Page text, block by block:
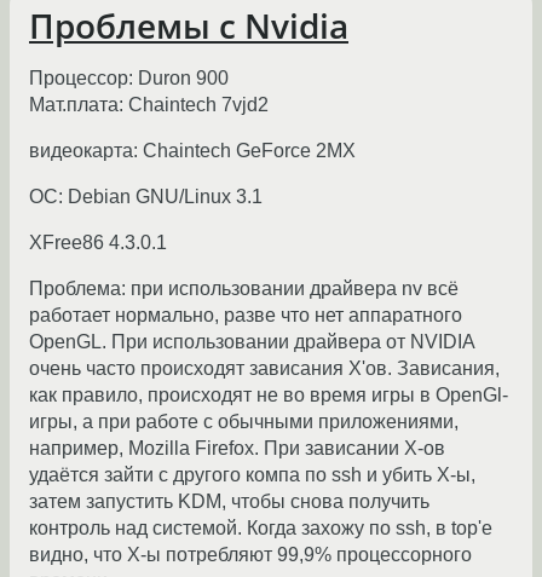
Проблемы с Nvidia
Процессор: Duron 900
Мат.плата: Chaintech 7vjd2
видеокарта: Chaintech GeForce 2MX
ОС: Debian GNU/Linux 3.1
XFree86 4.3.0.1
Проблема: при использовании драйвера nv всё
работает нормально, разве что нет аппаратного
OpenGL. При использовании драйвера от NVIDIA
очень часто происходят зависания X'ов. Зависания,
как правило, происходят не во время игры в OpenGl-
игры, а при работе с обычными приложениями,
например, Mozilla Firefox. При зависании X-ов
удаётся зайти с другого компа по ssh и убить X-ы,
затем запустить KDM, чтобы снова получить
контроль над системой. Когда захожу по ssh, в top'е
видно, что X-ы потребляют 99,9% процессорного